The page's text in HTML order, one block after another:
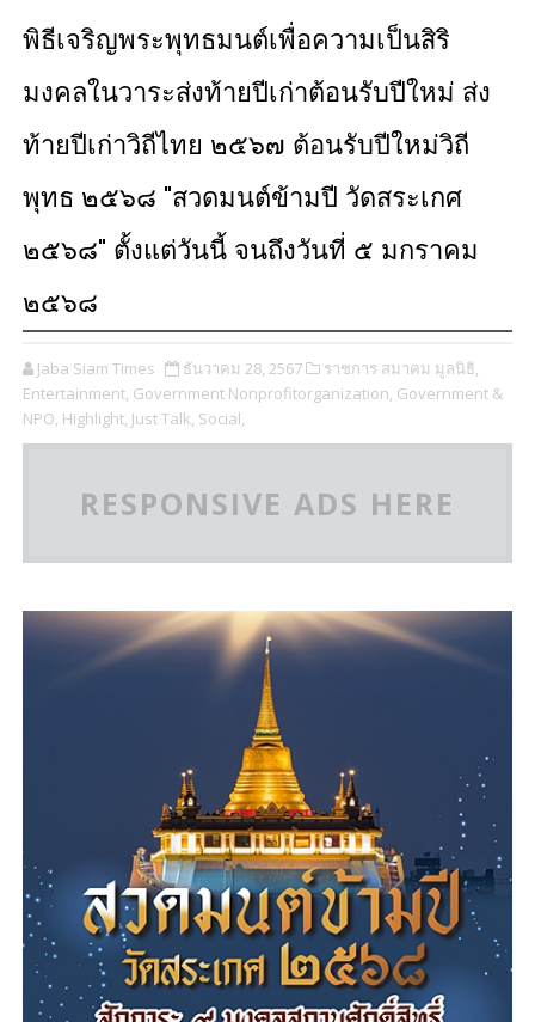
พิธีเจริญพระพุทธมนต์เพื่อความเป็นสิริ
มงคลในวาระส่งท้ายปีเก่าต้อนรับปีใหม่ ส่ง
ท้ายปีเก่าวิถีไทย ๒๕๖๗ ต้อนรับปีใหม่วิถี
พุทธ ๒๕๖๘ "สวดมนต์ข้ามปี วัดสระเกศ
๒๕๖๘" ตั้งแต่วันนี้ จนถึงวันที่ ๕ มกราคม
๒๕๖๘
Jaba Siam Times ธันวาคม 28, 2567
ราชการ สมาคม มูลนิธิ,
Entertainment, Government Nonprofitorganization, Government &
NPO, Highlight, Just Talk, Social,
RESPONSIVE ADS HERE